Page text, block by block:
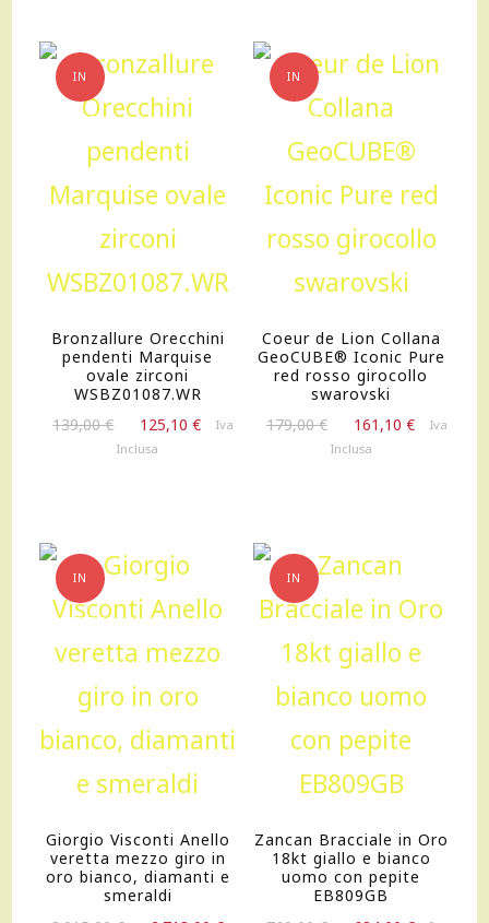
IN
OFFERTA!
Bronzallure Orecchini
pendenti Marquise
ovale zirconi
WSBZ01087.WR
139,00€
prezzo
125,10€
IlIva
Inclusa
IN
OFFERTA!
Coeur de Lion Collana
GeoCUBE® Iconic Pure
red rosso girocollo
swarovski
179,00€
prezzo
161,10 €
IlIva
Inclusa
IN
OFFERTA!
Giorgio Visconti Anello
veretta mezzo giro in
oro bianco, diamanti e
smeraldi
IN
OFFERTA!
Zancan Bracciale in Oro
18kt giallo e bianco
uomo con pepite
EB809GB